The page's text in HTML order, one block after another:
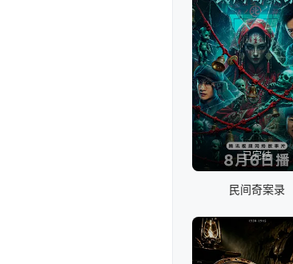
已完结
民间奇案录